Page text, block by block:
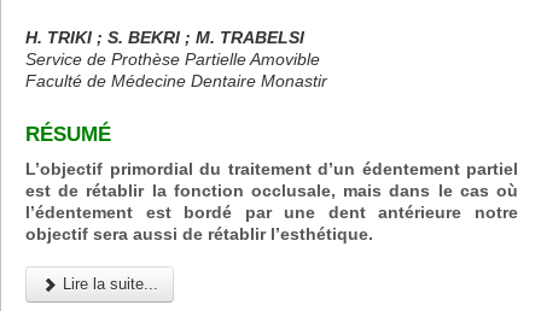
H. TRIKI ; S. BEKRI ; M. TRABELSI
Service de Prothèse Partielle Amovible
Faculté de Médecine Dentaire Monastir
RÉSUMÉ
L’objectif primordial du traitement d’un édentement partiel
est de rétablir la fonction occlusale, mais dans le cas où
l’édentement est bordé par une dent antérieure notre
objectif sera aussi de rétablir l’esthétique.
Lire la suite...